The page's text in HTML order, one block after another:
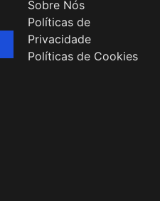
Sobre Nós
Políticas de
Privacidade
Políticas de Cookies